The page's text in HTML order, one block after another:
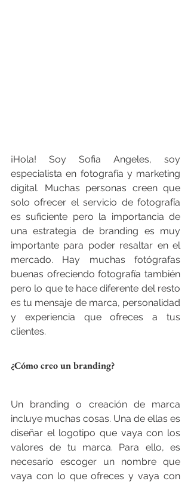
¡Hola! Soy Sofia Angeles, soy
especialista en fotografía y marketing
digital. Muchas personas creen que
solo ofrecer el servicio de fotografía
es suficiente pero la importancia de
una estrategia de branding es muy
importante para poder resaltar en el
mercado. Hay muchas fotógrafas
buenas ofreciendo fotografía también
pero lo que te hace diferente del resto
es tu mensaje de marca, personalidad
y experiencia que ofreces a tus
clientes.
¿Cómo creo un branding?
Un branding o creación de marca
incluye muchas cosas. Una de ellas es
diseñar el logotipo que vaya con los
valores de tu marca. Para ello, es
necesario escoger un nombre que
vaya con lo que ofreces y vaya con